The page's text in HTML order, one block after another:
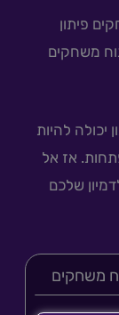
פיתון
משחקים
להיות
אז אל
שלכם
משחקים